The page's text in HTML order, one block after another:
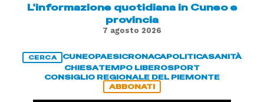
L'informazione quotidiana in Cuneo e
provincia
7 agosto 2026
CERCA CUNEOPAESICRONACAPOLITICASANITÀ
CHIESATEMPO LIBEROSPORT
CONSIGLIO REGIONALE DEL PIEMONTE
ABBONATI